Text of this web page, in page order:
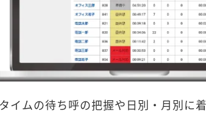
イムの待ち呼の把握や日別・月別に